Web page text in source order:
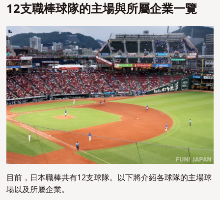
12支職棒球隊的主場與所屬企業一覽
目前，日本職棒共有12支球隊。 以下將介紹各球隊的主場球
場以及所屬企業。